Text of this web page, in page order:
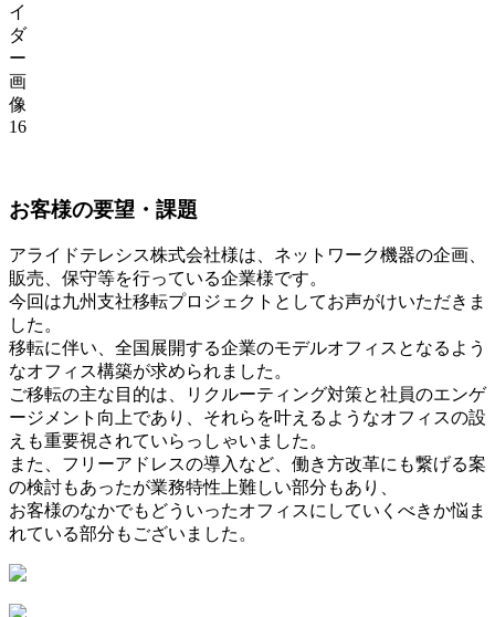
お客様の要望・課題
アライドテレシス株式会社様は、ネットワーク機器の企画、
販売、保守等を行っている企業様です。
今回は九州支社移転プロジェクトとしてお声がけいただきま
した。
移転に伴い、全国展開する企業のモデルオフィスとなるよう
なオフィス構築が求められました。
ご移転の主な目的は、リクルーティング対策と社員のエンゲ
ージメント向上であり、それらを叶えるようなオフィスの設
えも重要視されていらっしゃいました。
また、フリーアドレスの導入など、働き方改革にも繋げる案
の検討もあったが業務特性上難しい部分もあり、
お客様のなかでもどういったオフィスにしていくべきか悩ま
れている部分もございました。